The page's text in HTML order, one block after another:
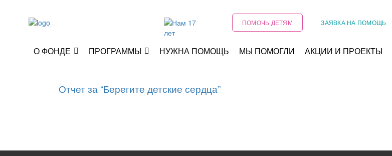
ПОМОЧЬ ДЕТЯМ ЗАЯВКА НА ПОМОЩЬ
О ФОНДЕ ПРОГРАММЫ НУЖНА ПОМОЩЬ МЫ ПОМОГЛИ АКЦИИ И ПРОЕКТЫ
Отчет за “Берегите детские сердца”